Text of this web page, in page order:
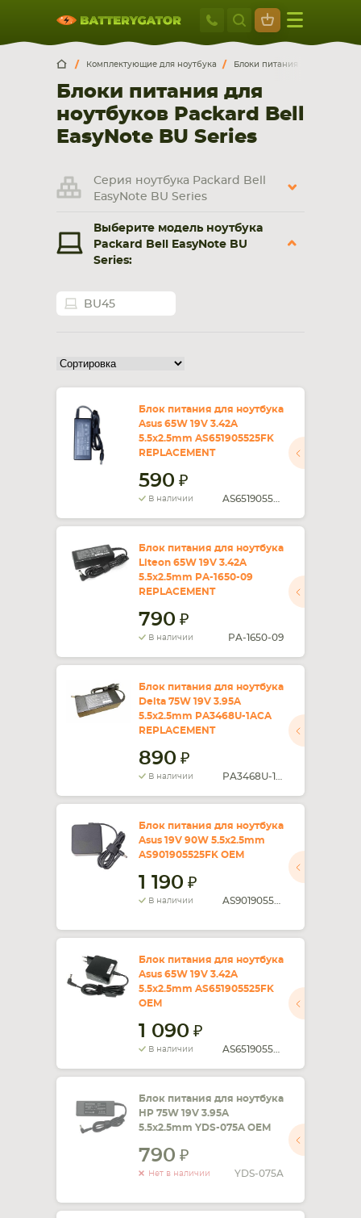
Москва
+7 495 414
Москва Санкт-Петербург
г. Москва, ул. Ткацкая, 5с3 (м. Семеновская)
5 мин. ходьбы от ст.м. “Семеновская”
+7 495 414 28 59
9:00-21:00
смартфона, планшета
СМАРТФОНА
Комплектующие для ноутбука Блоки питания для
Блоки питания для
ноутбуков Packard Bell
EasyNote BU Series
Серия ноутбука Packard Bell
EasyNote BU Series
Выберите модель ноутбука
Packard Bell EasyNote BU
Series:
BU45
Блок питания для ноутбука
Asus 65W 19V 3.42A
5.5x2.5mm AS651905525FK
REPLACEMENT
590
В наличии
Блок питания для ноутбука
Liteon 65W 19V 3.42A
5.5x2.5mm PA-1650-09
REPLACEMENT
790
В наличии PA-1650-09
Блок питания для ноутбука
Delta 75W 19V 3.95A
5.5x2.5mm PA3468U-1ACA
REPLACEMENT
890
В наличии
Блок питания для ноутбука
Asus 19V 90W 5.5x2.5mm
AS901905525FK OEM
1 190
В наличии
Блок питания для ноутбука
Asus 65W 19V 3.42A
5.5x2.5mm AS651905525FK
OEM
1 090
В наличии
Блок питания для ноутбука
HP 75W 19V 3.95A
5.5x2.5mm YDS-075A OEM
790
Нет в наличии YDS-075A